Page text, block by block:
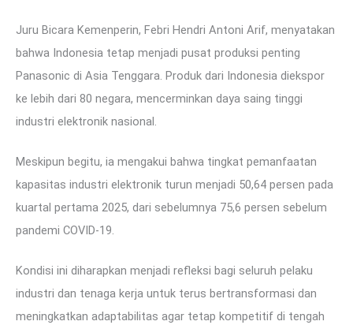
Juru Bicara Kemenperin, Febri Hendri Antoni Arif, menyatakan
bahwa Indonesia tetap menjadi pusat produksi penting
Panasonic di Asia Tenggara. Produk dari Indonesia diekspor
ke lebih dari 80 negara, mencerminkan daya saing tinggi
industri elektronik nasional.
Meskipun begitu, ia mengakui bahwa tingkat pemanfaatan
kapasitas industri elektronik turun menjadi 50,64 persen pada
kuartal pertama 2025, dari sebelumnya 75,6 persen sebelum
pandemi COVID-19.
Kondisi ini diharapkan menjadi refleksi bagi seluruh pelaku
industri dan tenaga kerja untuk terus bertransformasi dan
meningkatkan adaptabilitas agar tetap kompetitif di tengah